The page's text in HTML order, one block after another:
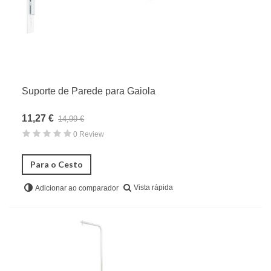
Suporte de Parede para Gaiola
11,27 € 14,99 €
0 Review
Para o Cesto
Adicionar ao comparador Vista rápida